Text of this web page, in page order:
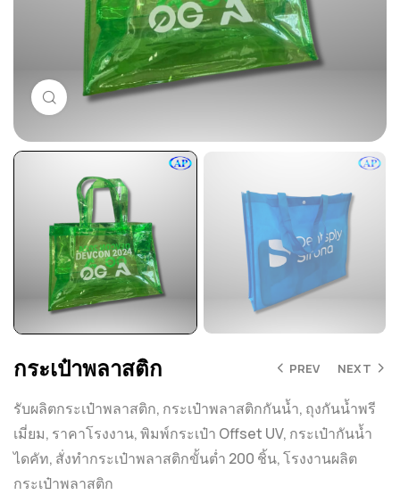
Click to enlarge
PREV NEXT
กระเป๋าพลาสติก
รับผลิตกระเป๋าพลาสติก, กระเป๋าพลาสติกกันน้ำ, ถุงกันน้ำพรี
เมี่ยม, ราคาโรงงาน, พิมพ์กระเป๋า Offset UV, กระเป๋ากันน้ำ
ไดคัท, สั่งทำกระเป๋าพลาสติกขั้นต่ำ 200 ชิ้น, โรงงานผลิต
กระเป๋าพลาสติก